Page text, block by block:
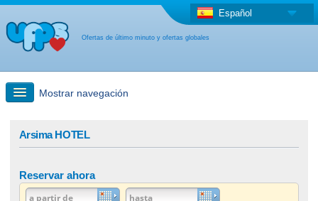
Ofertas de último minuto y ofertas globales
Español
Mostrar navegación
Arsima HOTEL
Reservar ahora